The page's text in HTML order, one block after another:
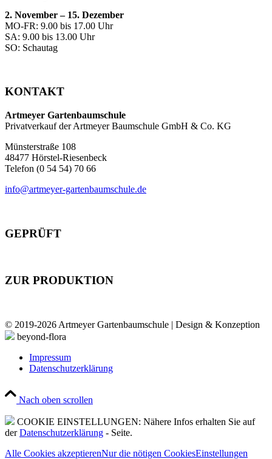
2. November – 15. Dezember
MO-FR: 9.00 bis 17.00 Uhr
SA: 9.00 bis 13.00 Uhr
SO: Schautag
KONTAKT
Artmeyer Gartenbaumschule
Privatverkauf der Artmeyer Baumschule GmbH & Co. KG
Münsterstraße 108
48477 Hörstel-Riesenbeck
Telefon (0 54 54) 70 66
info@artmeyer-gartenbaumschule.de
GEPRÜFT
ZUR PRODUKTION
© 2019-2026 Artmeyer Gartenbaumschule | Design & Konzeption
beyond-flora
Impressum
Datenschutzerklärung
Nach oben scrollen
COOKIE EINSTELLUNGEN: Nähere Infos erhalten Sie auf
derDatenschutzerklärung - Seite.
Alle Cookies akzeptierenNur die nötigen CookiesEinstellungen